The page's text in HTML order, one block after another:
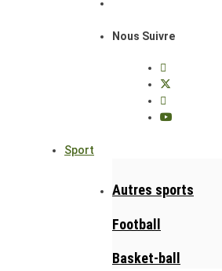
Nous Suivre
Sport
Autres sports
Football
Basket-ball